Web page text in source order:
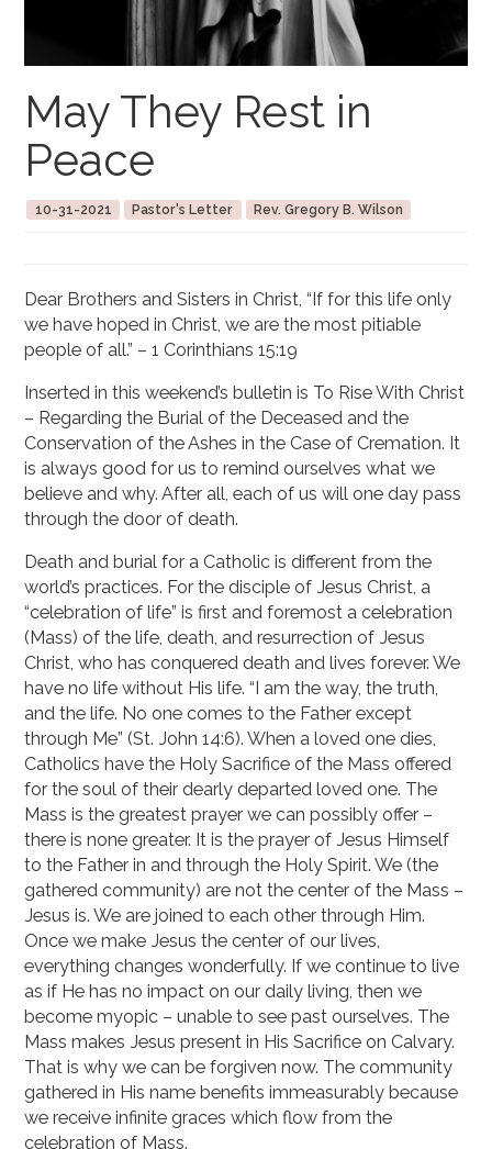
May They Rest in
Peace
10-31-2021 Pastor's Letter Rev. Gregory B. Wilson
Dear Brothers and Sisters in Christ, “If for this life only
we have hoped in Christ, we are the most pitiable
people of all.” – 1 Corinthians 15:19
Inserted in this weekend’s bulletin is To Rise With Christ
– Regarding the Burial of the Deceased and the
Conservation of the Ashes in the Case of Cremation. It
is always good for us to remind ourselves what we
believe and why. After all, each of us will one day pass
through the door of death.
Death and burial for a Catholic is different from the
world’s practices. For the disciple of Jesus Christ, a
“celebration of life” is first and foremost a celebration
(Mass) of the life, death, and resurrection of Jesus
Christ, who has conquered death and lives forever. We
have no life without His life. “I am the way, the truth,
and the life. No one comes to the Father except
through Me” (St. John 14:6). When a loved one dies,
Catholics have the Holy Sacrifice of the Mass offered
for the soul of their dearly departed loved one. The
Mass is the greatest prayer we can possibly offer –
there is none greater. It is the prayer of Jesus Himself
to the Father in and through the Holy Spirit. We (the
gathered community) are not the center of the Mass –
Jesus is. We are joined to each other through Him.
Once we make Jesus the center of our lives,
everything changes wonderfully. If we continue to live
as if He has no impact on our daily living, then we
become myopic – unable to see past ourselves. The
Mass makes Jesus present in His Sacrifice on Calvary.
That is why we can be forgiven now. The community
gathered in His name benefits immeasurably because
we receive infinite graces which flow from the
celebration of Mass.